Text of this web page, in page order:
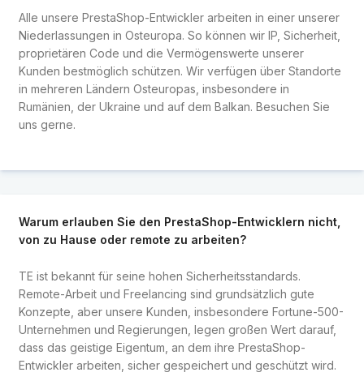
Alle unsere PrestaShop-Entwickler arbeiten in einer unserer
Niederlassungen in Osteuropa. So können wir IP, Sicherheit,
proprietären Code und die Vermögenswerte unserer
Kunden bestmöglich schützen. Wir verfügen über Standorte
in mehreren Ländern Osteuropas, insbesondere in
Rumänien, der Ukraine und auf dem Balkan. Besuchen Sie
uns gerne.
Warum erlauben Sie den PrestaShop-Entwicklern nicht,
von zu Hause oder remote zu arbeiten?
TE ist bekannt für seine hohen Sicherheitsstandards.
Remote-Arbeit und Freelancing sind grundsätzlich gute
Konzepte, aber unsere Kunden, insbesondere Fortune-500-
Unternehmen und Regierungen, legen großen Wert darauf,
dass das geistige Eigentum, an dem ihre PrestaShop-
Entwickler arbeiten, sicher gespeichert und geschützt wird.